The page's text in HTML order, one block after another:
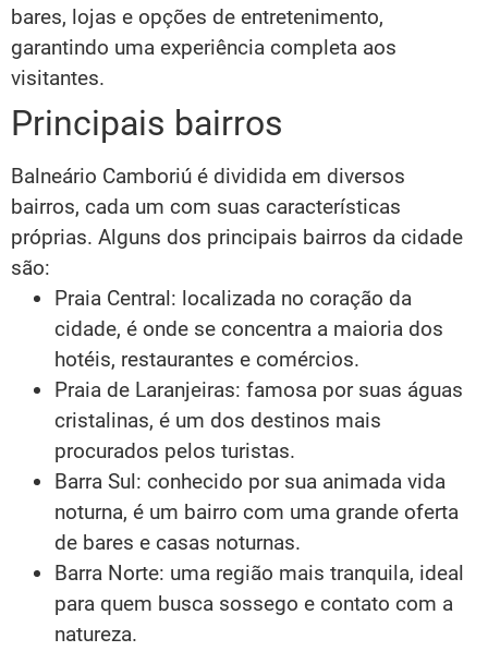
bares, lojas e opções de entretenimento,
garantindo uma experiência completa aos
visitantes.
Principais bairros
Balneário Camboriú é dividida em diversos
bairros, cada um com suas características
próprias. Alguns dos principais bairros da cidade
são:
Praia Central: localizada no coração da
cidade, é onde se concentra a maioria dos
hotéis, restaurantes e comércios.
Praia de Laranjeiras: famosa por suas águas
cristalinas, é um dos destinos mais
procurados pelos turistas.
Barra Sul: conhecido por sua animada vida
noturna, é um bairro com uma grande oferta
de bares e casas noturnas.
Barra Norte: uma região mais tranquila, ideal
para quem busca sossego e contato com a
natureza.